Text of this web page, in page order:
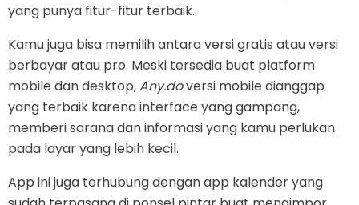
yang punya fitur-fitur terbaik.
Kamu juga bisa memilih antara versi gratis atau versi
berbayar atau pro. Meski tersedia buat platform
mobile dan desktop,Any.doversi mobile dianggap
yang terbaik karena interface yang gampang,
memberi sarana dan informasi yang kamu perlukan
pada layar yang lebih kecil.
App ini juga terhubung dengan app kalender yang